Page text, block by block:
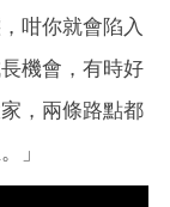
咁你就會陷入
機會，有時好
，兩條路點都
」